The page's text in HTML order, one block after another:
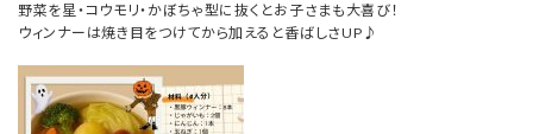
野菜を星・コウモリ・かぼちゃ型に抜くとお子さまも大喜び！
ウィンナーは焼き目をつけてから加えると香ばしさUP♪